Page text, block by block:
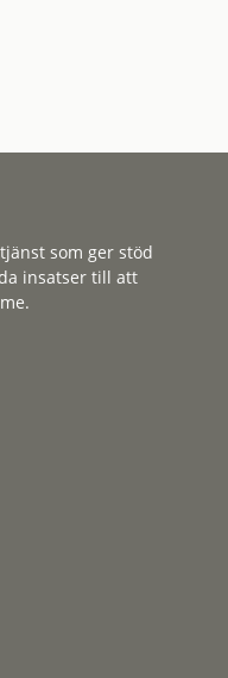
som ger stöd
insatser till att